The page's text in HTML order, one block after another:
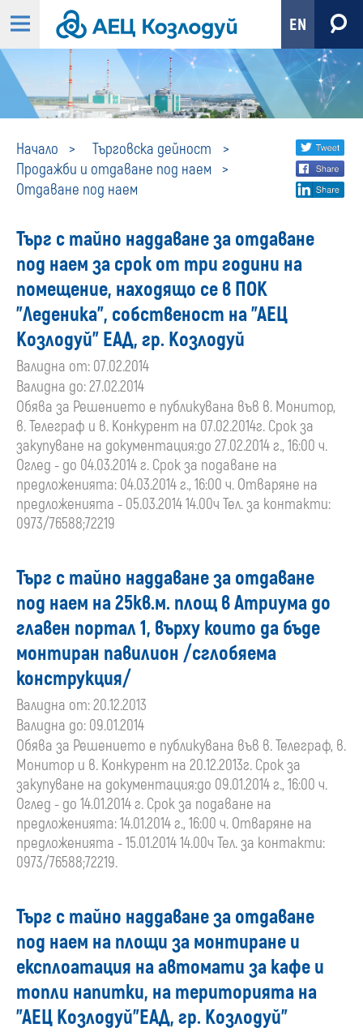
EN
Начало
Търговска дейност
Продажби и отдаване под наем
Отдаване под наем
Отдаване
наем
Share
social
Търг с тайно наддаване за отдаване
под наем за срок от три години на
помещение, находящо се в ПОК
"Леденика", собственост на "АЕЦ
Козлодуй" ЕАД, гр. Козлодуй
Валидна от: 07.02.2014
Валидна до: 27.02.2014
Обява за Решението е публикувана във в. Монитор,
в. Телеграф и в. Конкурент на 07.02.2014г. Срок за
закупуване на документация:до 27.02.2014 г., 16:00 ч.
Оглед - до 04.03.2014 г. Срок за подаване на
предложенията: 04.03.2014 г., 16:00 ч. Отваряне на
предложенията - 05.03.2014 14.00ч Тел. за контакти:
0973/76588;72219
Търг с тайно наддаване за отдаване
под наем на 25кв.м. площ в Атриума до
главен портал 1, върху които да бъде
монтиран павилион /сглобяема
конструкция/
Валидна от: 20.12.2013
Валидна до: 09.01.2014
Обява за Решението е публикувана във в. Телеграф, в.
Монитор и в. Конкурент на 20.12.2013г. Срок за
закупуване на документация:до 09.01.2014 г., 16:00 ч.
Оглед - до 14.01.2014 г. Срок за подаване на
предложенията: 14.01.2014 г., 16:00 ч. Отваряне на
предложенията - 15.01.2014 14.00ч Тел. за контакти:
0973/76588;72219.
Търг с тайно наддаване за отдаване
под наем на площи за монтиране и
експлоатация на автомати за кафе и
топли напитки, на територията на
"АЕЦ Козлодуй"ЕАД, гр. Козлодуй"